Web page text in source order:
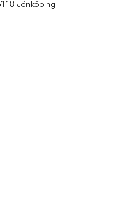
18 Jönköping